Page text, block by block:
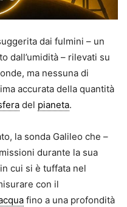
dai fulmini – un
dall’umidità – rilevati su
ma nessuna di
accurata della quantità
del pianeta.
la sonda Galileo che –
durante la sua
cui si è tuffata nel
con il
fino a una profondità